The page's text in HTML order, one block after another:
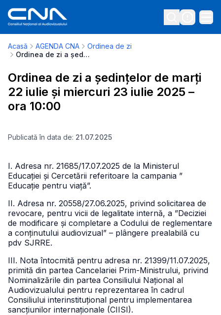
Acasă AGENDA CNA
Ordinea de zi
Ordinea de zi a ședințelor de marți 22 iulie și miercuri 23 iulie 2025 – ora 10:00
Ordinea de zi a ședințelor de marți
22 iulie și miercuri 23 iulie 2025 –
ora 10:00
Publicată în data de: 21.07.2025
I. Adresa nr. 21685/17.07.2025 de la Ministerul
Educației și Cercetării referitoare la campania ”
Educație pentru viață”.
II. Adresa nr. 20558/27.06.2025, privind solicitarea de
revocare, pentru vicii de legalitate internă, a ”Deciziei
de modificare și completare a Codului de reglementare
a conținutului audiovizual” – plângere prealabilă cu
pdv SJRRE.
III. Nota întocmită pentru adresa nr. 21399/11.07.2025,
primită din partea Cancelariei Prim-Ministrului, privind
Nominalizările din partea Consiliului Național al
Audiovizualului pentru reprezentarea în cadrul
Consiliului interinstituțional pentru implementarea
sancțiunilor internaționale (CIISI).